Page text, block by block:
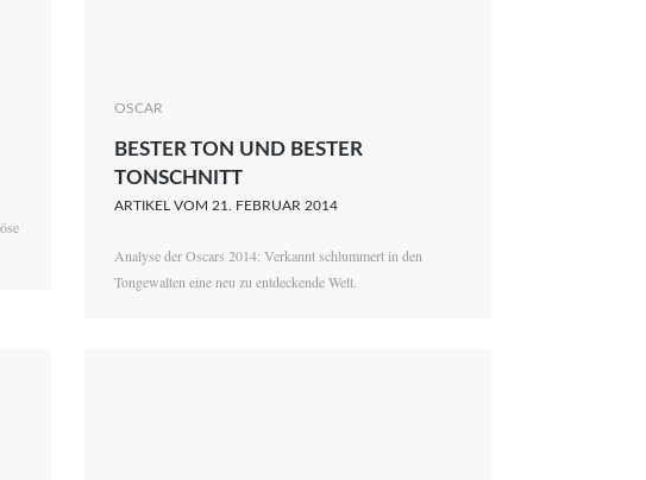
OSCAR
BESTER TON UND BESTER
TONSCHNITT
ARTIKEL VOM 21. FEBRUAR 2014
Analyse der Oscars 2014: Verkannt schlummert in den
Tongewalten eine neu zu entdeckende Welt.